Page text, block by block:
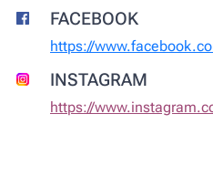
FACEBOOK
https://
INSTAGRAM
https://